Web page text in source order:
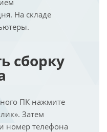
На складе
сборку
ПК нажмите
Затем
номер телефона